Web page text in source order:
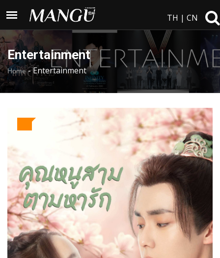
TH | CN
Entertainment
Home- Entertainment